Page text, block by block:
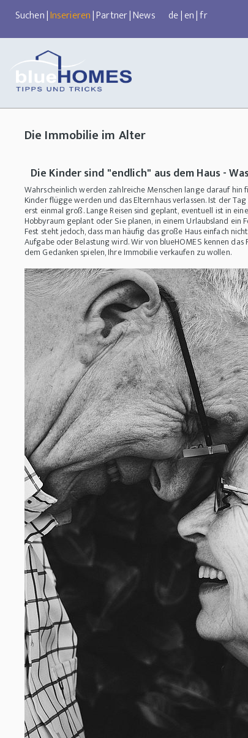
Suchen|Inserieren|Partner|News de|en|fr
Die Immobilie im Alter
Die Kinder sind "endlich" aus dem Haus -
Wahrscheinlich werden zahlreiche Menschen lange darauf
Kinder flügge werden und das Elternhaus verlassen. Ist der
erst einmal groß. Lange Reisen sind geplant, eventuell ist in
Hobbyraum geplant oder Sie planen, in einem Urlaubsland
Fest steht jedoch, dass man häufig das große Haus einfach
Aufgabe oder Belastung wird. Wir von blueHOMES kennen
dem Gedanken spielen, Ihre Immobilie verkaufen zu wollen.